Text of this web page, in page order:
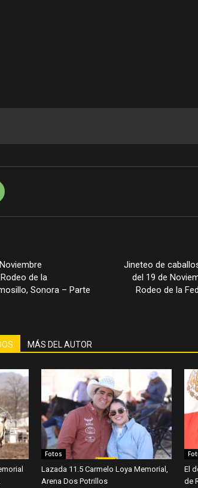
de la
Sonora – Parte
Jineteo de
del 19 de
Rodeo de la
MÁS DEL AUTOR
Fotos
Lazada 11.5 Carmelo Loya Memorial,
Arena Dos Potrillos
El
de